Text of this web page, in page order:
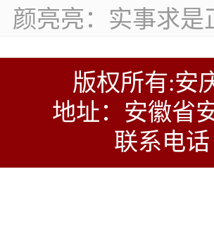
颜亮亮：实事求
版权所有:安
地址：安徽省
联系电话